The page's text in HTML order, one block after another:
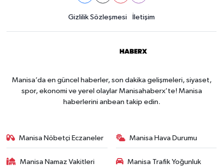
Gizlilik Sözleşmesi İletişim
Manisa’da en güncel haberler, son dakika gelişmeleri, siyaset,
spor, ekonomi ve yerel olaylar Manisahaberx’te! Manisa
haberlerini anbean takip edin.
Manisa Nöbetçi Eczaneler Manisa Hava Durumu
Manisa Namaz Vakitleri
Manisa Trafik Yoğunluk